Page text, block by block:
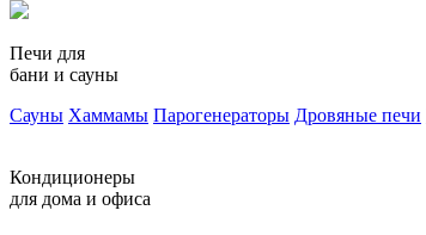
Печи для
бани и сауны
Сауны Хаммамы Парогенераторы Дровяные печи
Кондиционеры
для дома и офиса